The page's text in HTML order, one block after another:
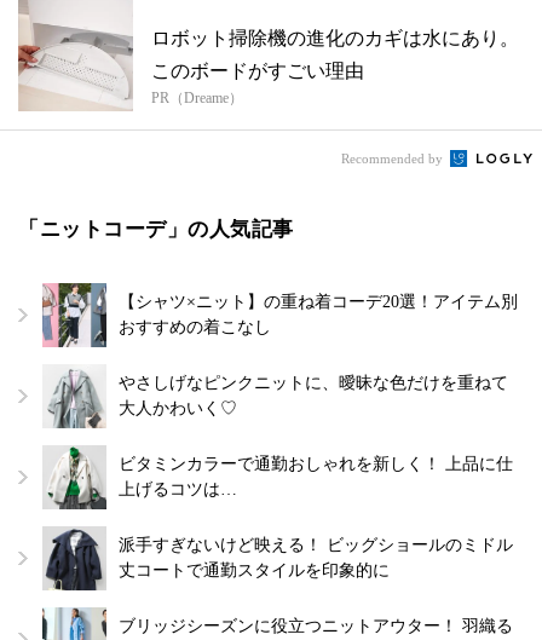
ロボット掃除機の進化のカギは水にあり。
このボードがすごい理由
PR（Dreame）
Recommended by
「ニットコーデ」の人気記事
【シャツ×ニット】の重ね着コーデ20選！アイテム別
おすすめの着こなし
やさしげなピンクニットに、曖昧な色だけを重ねて
大人かわいく♡
ビタミンカラーで通勤おしゃれを新しく！ 上品に仕
上げるコツは…
派手すぎないけど映える！ ビッグショールのミドル
丈コートで通勤スタイルを印象的に
ブリッジシーズンに役立つニットアウター！ 羽織る